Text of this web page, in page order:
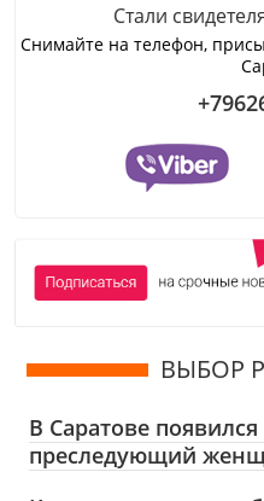
Стали
Снимайте на телефон,
ВЫБОР
В Саратове появился
преследующий